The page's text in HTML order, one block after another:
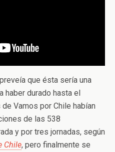
que ésta sería una
haber durado hasta el
Vamos por Chile habían
de las 538
y por tres jornadas, según
Chile, pero finalmente se